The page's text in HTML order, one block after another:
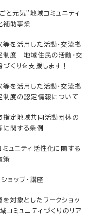
と元気”地域コミュニティ
補助事業
等を活用した活動・交流拠
制度 地域住民の活動・交
づくりを支援します！
等を活用した活動・交流拠
制度の認定情報について
指定地域共同活動団体の
に関する条例
ミュニティ活性化に関する
策
ョップ・講座
を対象としたワークショッ
コミュニティづくりのリア